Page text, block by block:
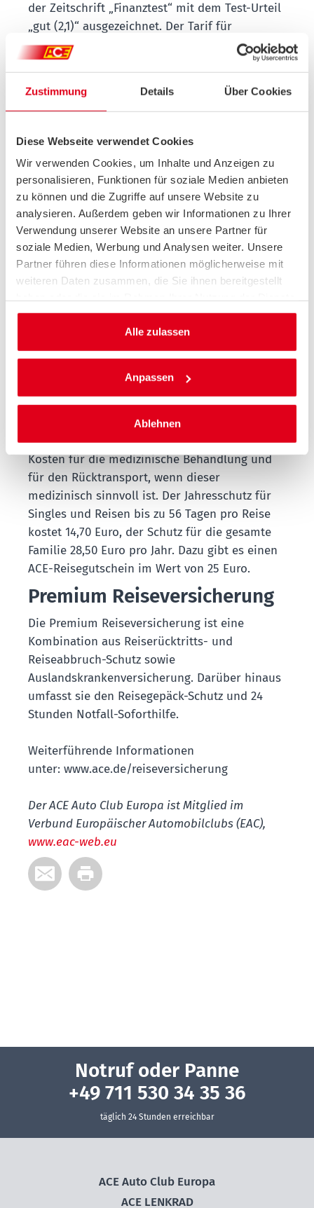
Zustimmung Details Über Cookies
Diese Webseite verwendet Cookies
Wir verwenden Cookies, um Inhalte und Anzeigen zu
personalisieren, Funktionen für soziale Medien anbieten
zu können und die Zugriffe auf unsere Website zu
analysieren. Außerdem geben wir Informationen zu Ihrer
Verwendung unserer Website an unsere Partner für
soziale Medien, Werbung und Analysen weiter. Unsere
Partner führen diese Informationen möglicherweise mit
weiteren Daten zusammen, die Sie ihnen bereitgestellt
gesammelt haben.
Alle zulassen
Anpassen
Ablehnen
der Zeitschrift „Finanztest“ mit dem Test-Urteil
„gut (2,1)“ ausgezeichnet. Der Tarif für
Einzelreisen wurde mit der Gesamtnote „gut
(2,5)“ bewertet. Das Verbrauchermagazin Öko-
Reiserücktritts- und
Assistance getestet und in allen Tarifgruppen
Rang“ vergeben. Einzigartig ist die
Anerkennung eines Terroranschlags am
Urlaubsort als versichertes Ereignis für den
Rücktritt von einer Reise.
Auslandskrankenversicherun
g mit Notfall-Soforthilfe
rund um die Uhr
Wer im Urlaub einen Unfall hat oder krank
wird, erleidet einen doppelten Schaden: Statt
organisieren und oft die Kosten für die
medizinische Behandlung tragen. Eine
Auslandskrankenversicherung unterstützt bei
der Organisation der Hilfe, übernimmt die
Kosten für die medizinische Behandlung und
für den Rücktransport, wenn dieser
medizinisch sinnvoll ist. Der Jahresschutz für
Singles und Reisen bis zu 56 Tagen pro Reise
kostet 14,70 Euro, der Schutz für die gesamte
Familie 28,50 Euro pro Jahr. Dazu gibt es einen
ACE-Reisegutschein im Wert von 25 Euro.
Premium Reiseversicherung
Die Premium Reiseversicherung ist eine
Kombination aus Reiserücktritts- und
Reiseabbruch-Schutz sowie
Auslandskrankenversicherung. Darüber hinaus
umfasst sie den Reisegepäck-Schutz und 24
Stunden Notfall-Soforthilfe.
Weiterführende Informationen
unter: www.ace.de/reiseversicherung
Der ACE Auto Club Europa ist Mitglied im
Verbund Europäischer Automobilclubs (EAC),
www.eac-web.eu
Notruf oder Panne
+49 711 530 34 35 36
täglich 24 Stunden erreichbar
ACE Auto Club Europa
ACE LENKRAD